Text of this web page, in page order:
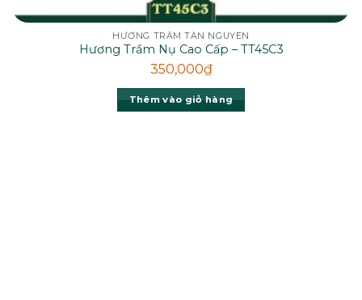
HƯƠNG TRẦM TÂN NGUYÊN
Hương Trầm Nụ Cao Cấp – TT45C3
350,000₫
Thêm vào giỏ hàng